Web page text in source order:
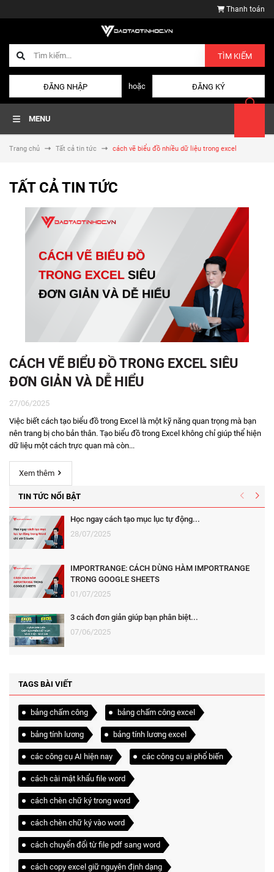
Thanh toán
TÌM KIẾM
ĐĂNG NHẬP hoặc ĐĂNG KÝ
MENU
Trang chủ Tất cả tin tức cách vẽ biểu đồ nhiều dữ liệu trong excel
TẤT CẢ TIN TỨC
CÁCH VẼ BIỂU ĐỒ TRONG EXCEL SIÊU
ĐƠN GIẢN VÀ DỄ HIỂU
27/06/2025
Việc biết cách tạo biểu đồ trong Excel là một kỹ năng quan trọng mà bạn
nên trang bị cho bản thân. Tạo biểu đồ trong Excel không chỉ giúp thể hiện
dữ liệu một cách trực quan mà còn...
Xem thêm
TIN TỨC NỔI BẬT
Học ngay cách tạo mục lục tự động...
28/07/2025
IMPORTRANGE: CÁCH DÙNG HÀM IMPORTRANGE
TRONG GOOGLE SHEETS
01/07/2025
3 cách đơn giản giúp bạn phân biệt...
07/06/2025
TAGS BÀI VIẾT
bảng chấm công bảng chấm công excel
bảng tính lương bảng tính lương excel
các công cụ AI hiện nay các công cụ ai phổ biến
cách cài mật khẩu file word
cách chèn chữ ký trong word
cách chèn chữ ký vào word
cách chuyển đổi từ file pdf sang word
cách copy excel giữ nguyên định dạng